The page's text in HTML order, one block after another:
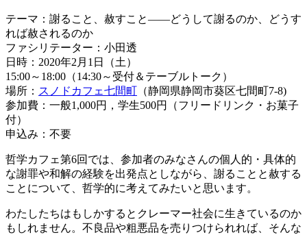
テーマ：謝ること、赦すこと――どうして謝るのか、どうす
れば赦されるのか
ファシリテーター：小田透
日時：2020年2月1日（土）
15:00～18:00（14:30～受付＆テーブルトーク）
場所： スノドカフェ七間町 （静岡県静岡市葵区七間町7-8)
参加費：一般1,000円，学生500円（フリードリンク・お菓子
付）
申込み：不要
哲学カフェ第6回では、参加者のみなさんの個人的・具体的
な謝罪や和解の経験を出発点としながら、謝ることと赦する
ことについて、哲学的に考えてみたいと思います。
わたしたちはもしかするとクレーマー社会に生きているのか
もしれません。不良品や粗悪品を売りつけられれば、そんな